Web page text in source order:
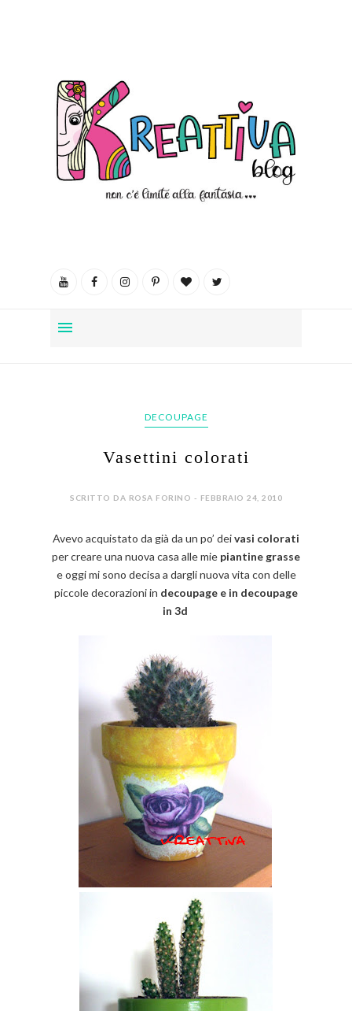
DECOUPAGE
Vasettini colorati
SCRITTO DA ROSA FORINO - FEBBRAIO 24, 2010
Avevo acquistato da già da un po’ deivasi colorati
per creare una nuova casa alle mie piantine grasse
e oggi mi sono decisa a dargli nuova vita con delle
piccole decorazioni in decoupage e in decoupage
in 3d